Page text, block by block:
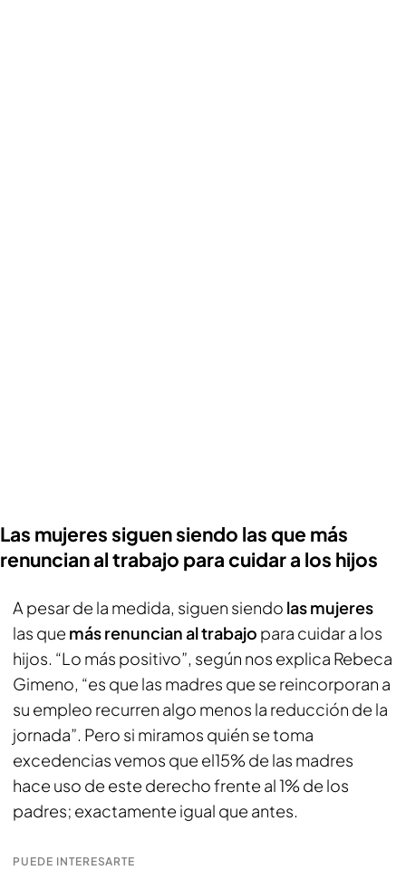
Las mujeres siguen siendo las que más
renuncian al trabajo para cuidar a los hijos
A pesar de la medida, siguen siendo las mujeres
las que más renuncian al trabajo para cuidar a los
hijos. “Lo más positivo”, según nos explica Rebeca
Gimeno, “es que las madres que se reincorporan a
su empleo recurren algo menos la reducción de la
jornada”. Pero si miramos quién se toma
excedencias vemos que el15% de las madres
hace uso de este derecho frente al 1% de los
padres; exactamente igual que antes.
PUEDE INTERESARTE